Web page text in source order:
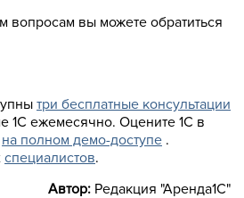
вы можете обратиться
три бесплатные консультации
1С ежемесячно. Оцените 1С в
на полном демо-доступе .
специалистов.
Автор: Редакция "Аренда1С"